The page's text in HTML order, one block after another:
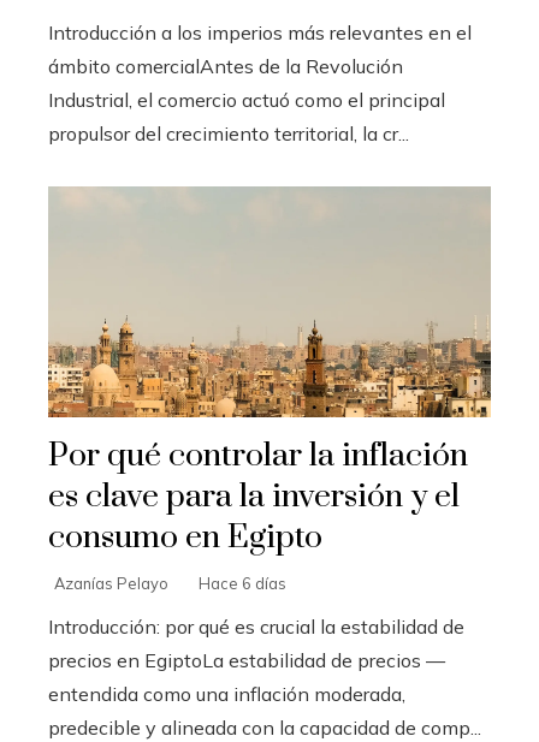
Introducción a los imperios más relevantes en el
ámbito comercialAntes de la Revolución
Industrial, el comercio actuó como el principal
propulsor del crecimiento territorial, la cr...
Por qué controlar la inflación
es clave para la inversión y el
consumo en Egipto
Azanías Pelayo Hace 6 días
Introducción: por qué es crucial la estabilidad de
precios en EgiptoLa estabilidad de precios —
entendida como una inflación moderada,
predecible y alineada con la capacidad de comp...